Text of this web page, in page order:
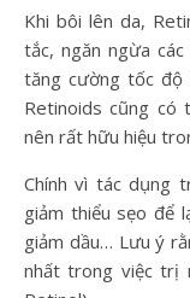
Khi bôi lên da,
tắc, ngăn ngừa
tăng cường tốc độ
Retinoids cũng có
nên rất hữu hiệu
Chính vì tác dụng
giảm thiểu sẹo để
giảm dầu… Lưu ý
nhất trong việc trị